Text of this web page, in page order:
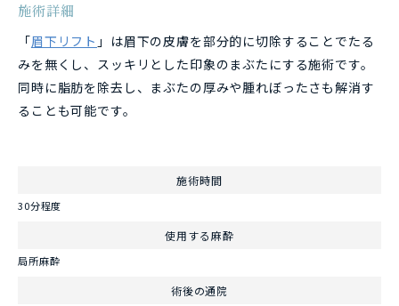
施術詳細
「眉下リフト 」は眉下の皮膚を部分的に切除することでたる
みを無くし、スッキリとした印象のまぶたにする施術です。
同時に脂肪を除去し、まぶたの厚みや腫れぼったさも解消す
ることも可能です。
施術時間
30分程度
使用する麻酔
局所麻酔
術後の通院